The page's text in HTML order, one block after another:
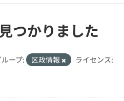
つかりました
ープ: 区政情報
ライセンス: